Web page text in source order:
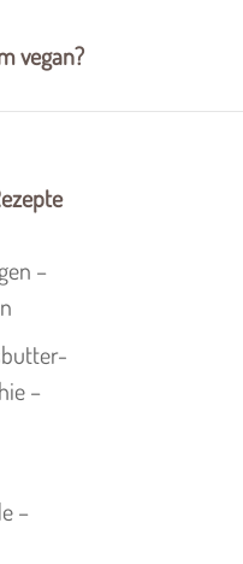
vegan?
–
–
–